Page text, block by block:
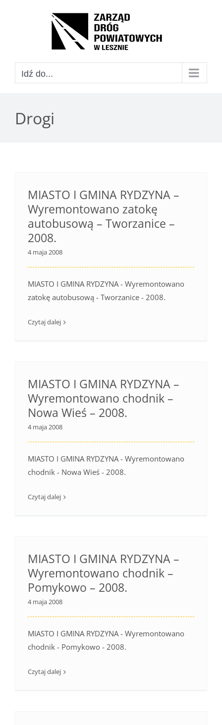
Open toolbar
Idź do...
Drogi
MIASTO I GMINA RYDZYNA –
Wyremontowano zatokę
autobusową – Tworzanice –
2008.
4 maja 2008
MIASTO I GMINA RYDZYNA - Wyremontowano
zatokę autobusową - Tworzanice - 2008.
Czytaj dalej
MIASTO I GMINA RYDZYNA –
Wyremontowano chodnik –
Nowa Wieś – 2008.
4 maja 2008
MIASTO I GMINA RYDZYNA - Wyremontowano
chodnik - Nowa Wieś - 2008.
Czytaj dalej
MIASTO I GMINA RYDZYNA –
Wyremontowano chodnik –
Pomykowo – 2008.
4 maja 2008
MIASTO I GMINA RYDZYNA - Wyremontowano
chodnik - Pomykowo - 2008.
Czytaj dalej